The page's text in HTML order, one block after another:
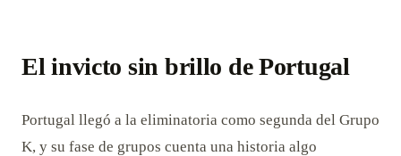
El invicto sin brillo de Portugal
Portugal llegó a la eliminatoria como segunda del Grupo
K, y su fase de grupos cuenta una historia algo